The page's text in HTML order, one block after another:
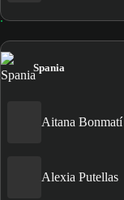
Spania
Aitana Bonmatí
Alexia Putellas